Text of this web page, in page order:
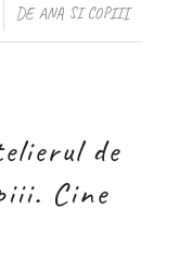
DE ANA SI COPIII
de
Cine